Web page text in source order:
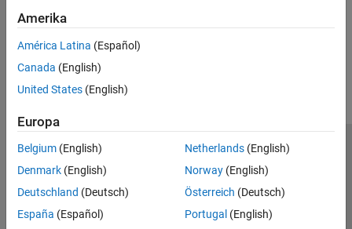
Amerika
América Latina (Español)
Canada (English)
United States (English)
Europa
Belgium (English)
Denmark (English)
Deutschland (Deutsch)
España (Español)
Netherlands(English)
Norway(English)
Österreich (Deutsch)
Portugal (English)
Trust Center
Datenschutz-Richtlinien
Datendiebstahl verhindern
Status von Anwendungen
© 1994-2026 The MathWorks, Inc.